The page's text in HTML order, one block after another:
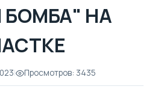
БОМБА" НА
| Просмотров: 3435